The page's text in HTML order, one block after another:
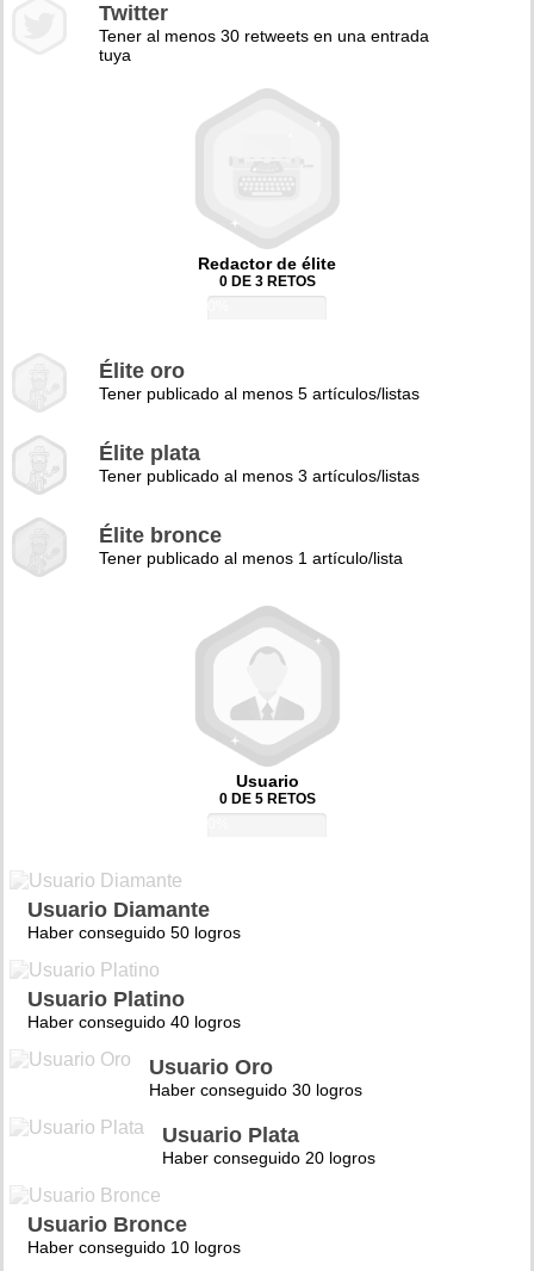
Twitter
Tener al menos 30 retweets en una entrada
tuya
Redactor de élite
0 DE 3 RETOS
Élite oro
Tener publicado al menos 5 artículos/listas
Élite plata
Tener publicado al menos 3 artículos/listas
Élite bronce
Tener publicado al menos 1 artículo/lista
Usuario
0 DE 5 RETOS
Usuario Diamante
Haber conseguido 50 logros
Usuario Platino
Haber conseguido 40 logros
Usuario Oro
Haber conseguido 30 logros
Usuario Plata
Haber conseguido 20 logros
Usuario Bronce
Haber conseguido 10 logros